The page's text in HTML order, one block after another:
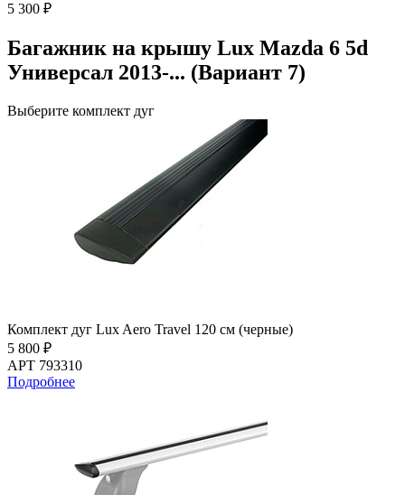
5 300 ₽
Багажник на крышу Lux Mazda 6 5d
Универсал 2013-... (Вариант 7)
Выберите комплект дуг
Комплект дуг Lux Aero Travel 120 см (черные)
5 800 ₽
АРТ 793310
Подробнее